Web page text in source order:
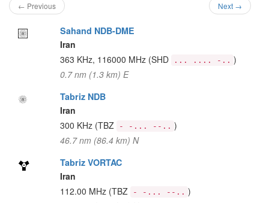
← Previous Next →
Sahand NDB-DME
Iran
363 KHz, 116000 MHz (SHD ... .... -.. )
0.7 nm (1.3 km) E
Tabriz NDB
Iran
300 KHz (TBZ - -... --.. )
46.7 nm (86.4 km) N
Tabriz VORTAC
Iran
112.00 MHz (TBZ - -... --.. )